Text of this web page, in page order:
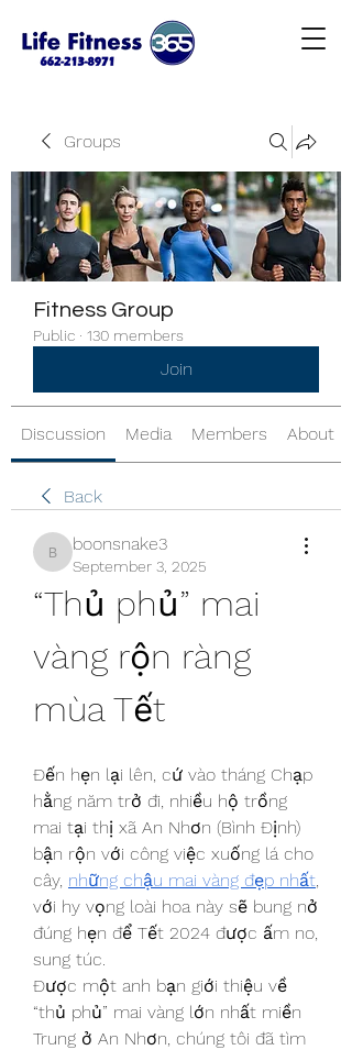
Groups
Fitness Group
Public · 130 members
Join
Discussion Media Members About
Back
boonsnake3
boonsnake3
September 3, 2025
“Thủ phủ” mai
vàng rộn ràng
mùa Tết
Đến hẹn lại lên, cứ vào tháng Chạp
hằng năm trở đi, nhiều hộ trồng
mai tại thị xã An Nhơn (Bình Định)
bận rộn với công việc xuống lá cho
cây, những chậu mai vàng đẹp nhất,
với hy vọng loài hoa này sẽ bung nở
đúng hẹn để Tết 2024 được ấm no,
sung túc.
Được một anh bạn giới thiệu về
“thủ phủ” mai vàng lớn nhất miền
Trung ở An Nhơn, chúng tôi đã tìm